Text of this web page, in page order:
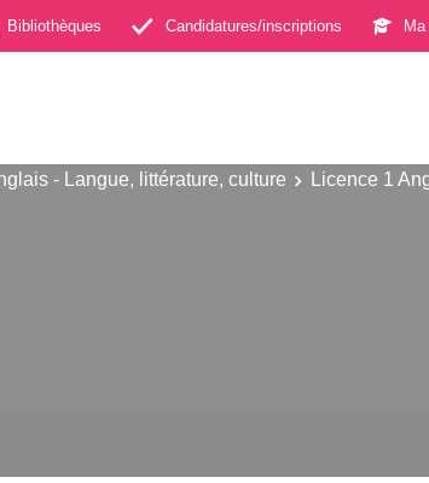
Bibliothèques Candidatures/inscriptions Ma
- Langue, littérature, culture Licence 1